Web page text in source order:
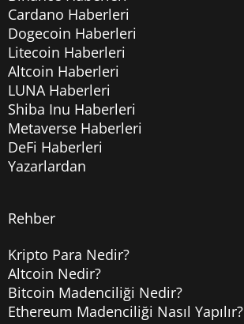
Cardano Haberleri
Dogecoin Haberleri
Litecoin Haberleri
Altcoin Haberleri
LUNA Haberleri
Shiba Inu Haberleri
Metaverse Haberleri
DeFi Haberleri
Yazarlardan
Rehber
Kripto Para Nedir?
Altcoin Nedir?
Bitcoin Madenciliği Nedir?
Ethereum Madenciliği Nasıl Yapılır?